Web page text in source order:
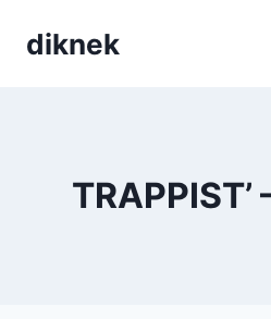
diknek
TRAPPIST’